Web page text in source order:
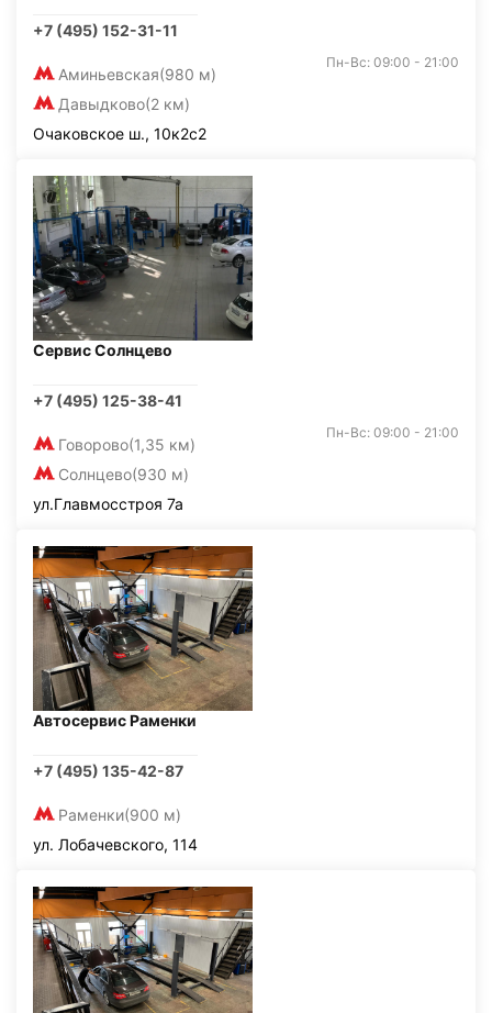
+7 (495) 152-31-11
Аминьевская(980 м)
Давыдково(2 км)
Пн-Вс: 09:00 - 21:00
Очаковское ш., 10к2с2
Сервис Солнцево
+7 (495) 125-38-41
Говорово(1,35 км)
Солнцево(930 м)
Пн-Вс: 09:00 - 21:00
ул.Главмосстроя 7а
Автосервис Раменки
+7 (495) 135-42-87
Раменки(900 м)
ул. Лобачевского, 114